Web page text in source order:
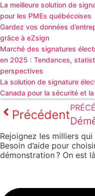
La meilleure solution de
pour les PMEs québécoises
Gardez vos données
grâce à eZsign
Marché des signatures
en 2025 : Tendances,
perspectives
La solution de signature
Canada pour la sécurité et
Précédent
Rejoignez les milliers
Besoin d’aide pour
démonstration ? On est